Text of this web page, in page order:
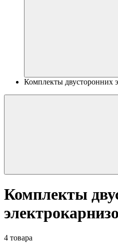
Комплекты двусторонних
Комплекты
4 товара